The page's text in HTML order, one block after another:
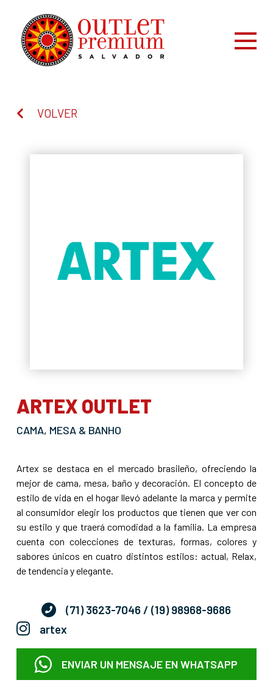
VOLVER
ARTEX OUTLET
CAMA, MESA & BANHO
Artex se destaca en el mercado brasileño, ofreciendo la
mejor de cama, mesa, baño y decoración. El concepto de
estilo de vida en el hogar llevó adelante la marca y permite
al consumidor elegir los productos que tienen que ver con
su estilo y que traerá comodidad a la familia. La empresa
cuenta con colecciones de texturas, formas, colores y
sabores únicos en cuatro distintos estilos: actual, Relax,
de tendencia y elegante.
(71) 3623-7046 / (19) 98968-9686
artex
ENVIAR UN MENSAJE EN WHATSAPP